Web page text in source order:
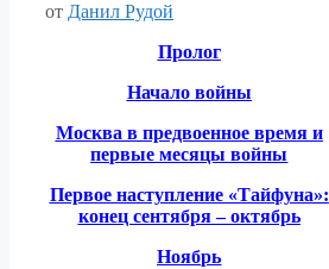
от Данил Рудой
Пролог
Начало войны
Москва в предвоенное время и
первые месяцы войны
Первое наступление «Тайфуна»:
конец сентября – октябрь
Ноябрь